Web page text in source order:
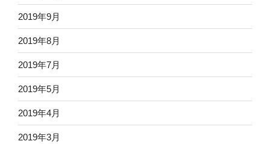
2019年9月
2019年8月
2019年7月
2019年5月
2019年4月
2019年3月